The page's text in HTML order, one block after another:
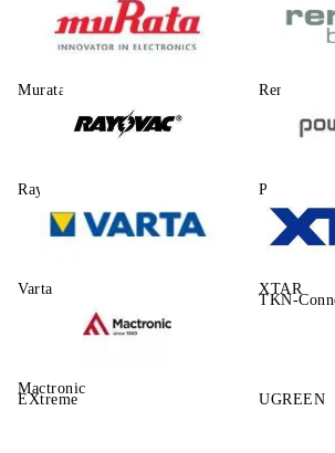
Murata Renata
Rayovac Power One
Varta XTAR
Mactronic
TKN-
EXtreme UGREEN